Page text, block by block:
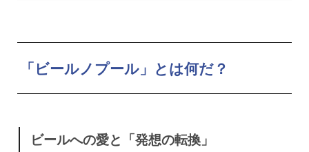
「ビールノプール」とは何だ？
ビールへの愛と「発想の転換」